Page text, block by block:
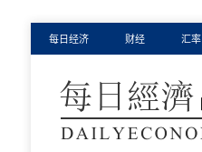
每日经济 财经 汇率